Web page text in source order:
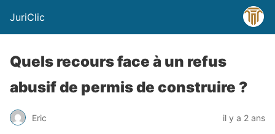
JuriClic
Quels recours face à un refus
abusif de permis de construire ?
Eric il y a 2 ans